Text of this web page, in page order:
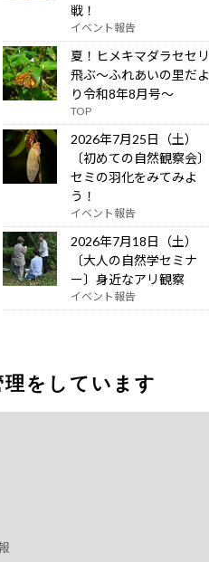
戦！
イベント報告
夏！ヒメキマダラセセリ
飛ぶ～ふれあいの里だよ
り令和8年8月号～
TOP
2026年7月25日（土）
〔初めての自然観察会〕
セミの羽化をみてみよ
う！
イベント報告
2026年7月18日（土）
〔大人の自然学セミナ
ー〕身近なアリ観察
イベント報告
理をしています